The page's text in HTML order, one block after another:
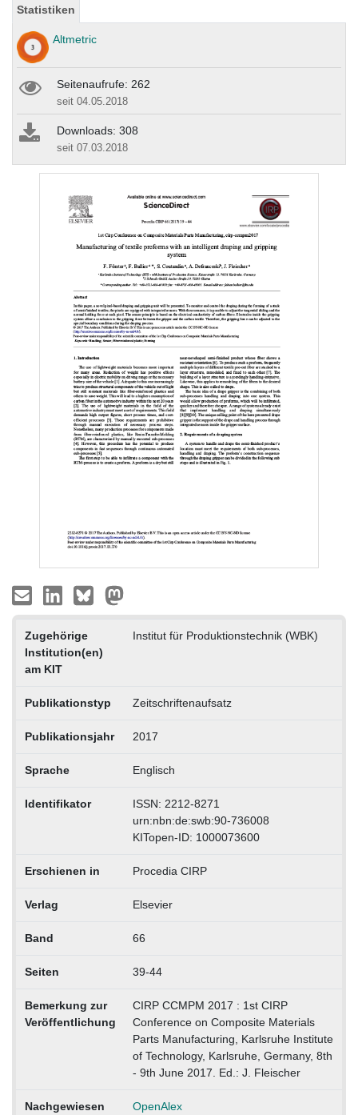
Statistiken
Altmetric
Seitenaufrufe: 262
seit 04.05.2018
Downloads: 308
seit 07.03.2018
Zugehörige
Institution(en)
am KIT
Institut für Produktionstechnik (WBK)
Publikationstyp Zeitschriftenaufsatz
Publikationsjahr 2017
Sprache Englisch
Identifikator
ISSN: 2212-8271
urn:nbn:de:swb:90-736008
KITopen-ID: 1000073600
Erschienen in Procedia CIRP
Verlag Elsevier
Band 66
Seiten 39-44
Bemerkung zur
Veröffentlichung
CIRP CCMPM 2017 : 1st CIRP
Conference on Composite Materials
Parts Manufacturing, Karlsruhe Institute
of Technology, Karlsruhe, Germany, 8th
- 9th June 2017. Ed.: J. Fleischer
Nachgewiesen OpenAlex